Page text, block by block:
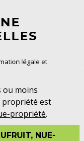
légale et
ou moins
propriété est
propriété.
NUE-